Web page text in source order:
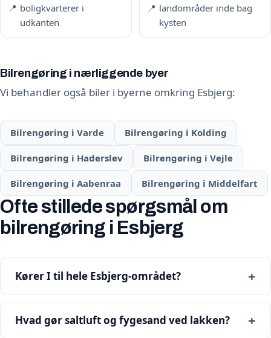
boligkvarterer i
udkanten
landområder inde bag
kysten
Bilrengøring i nærliggende byer
Vi behandler også biler i byerne omkring Esbjerg:
Bilrengøring i Varde Bilrengøring i Kolding
Bilrengøring i Haderslev Bilrengøring i Vejle
Bilrengøring i Aabenraa Bilrengøring i Middelfart
Ofte stillede spørgsmål om
bilrengøring i Esbjerg
Kører I til hele Esbjerg-området?
Hvad gør saltluft og fygesand ved lakken?